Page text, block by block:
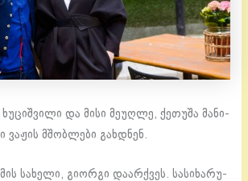
და მისი მე­უღ­ლე, ქე­თუ­შა მა­ნი­
მშობ­ლე­ბი გახ­დნენ.
სა­ხე­ლი, გი­ორ­გი და­არ­ქვეს. სა­სი­ხა­რუ­